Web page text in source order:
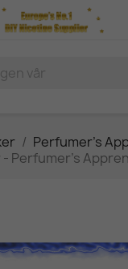
Perfumer's
- Perfumer's